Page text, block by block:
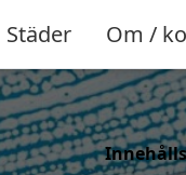
Städer Om /